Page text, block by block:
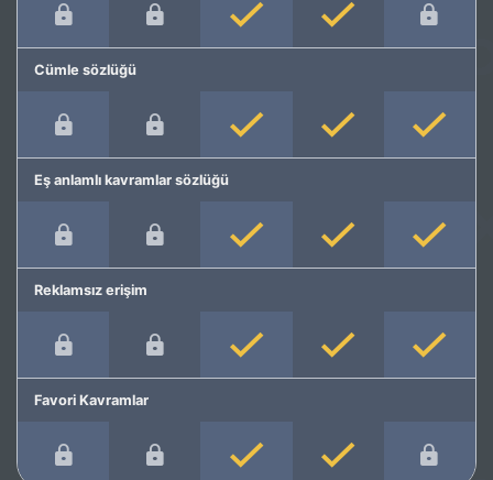
Cümle sözlüğü
Eş anlamlı kavramlar sözlüğü
Reklamsız erişim
Favori Kavramlar